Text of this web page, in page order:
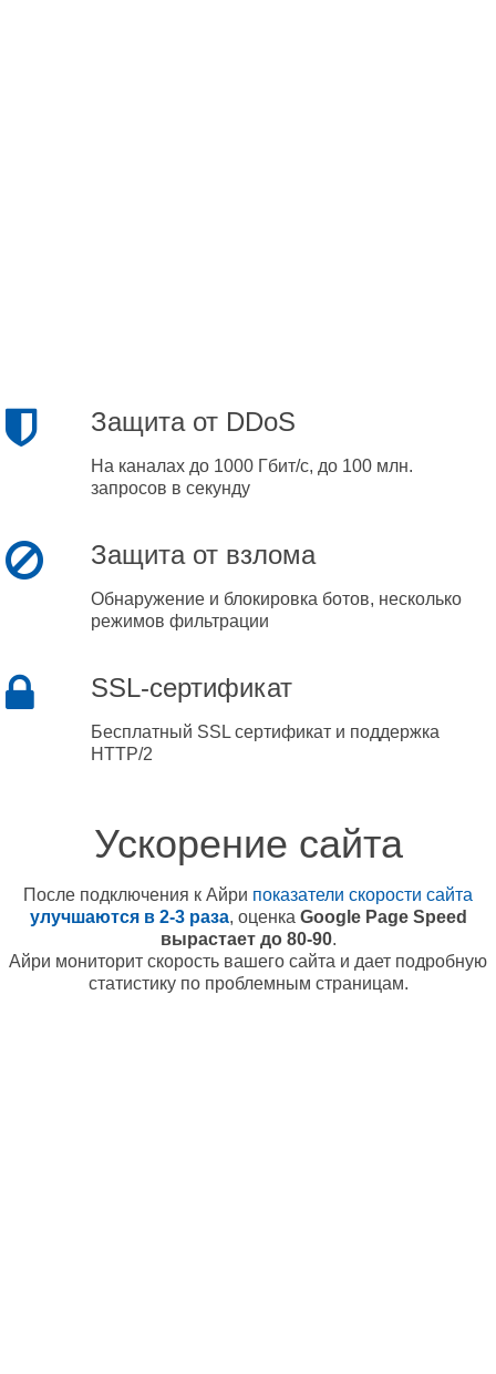
Защита от DDoS
На каналах до 1000 Гбит/с, до 100 млн.
запросов в секунду
Защита от взлома
Обнаружение и блокировка ботов, несколько
режимов фильтрации
SSL-сертификат
Бесплатный SSL сертификат и поддержка
HTTP/2
Ускорение сайта
После подключения к Айри показатели скорости сайта
улучшаются в 2-3 раза, оценка Google Page Speed
вырастает до 80-90.
Айри мониторит скорость вашего сайта и дает подробную
статистику по проблемным страницам.